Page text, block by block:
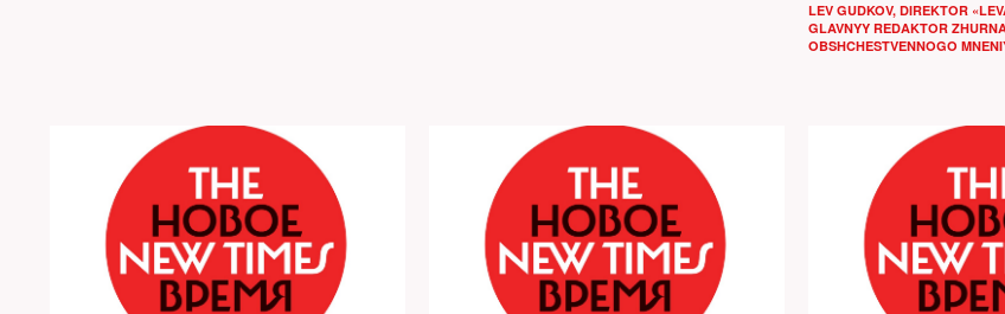
LEV GUDKOV, DIREKTOR
GLAVNYY REDAKTOR
OBSHCHESTVENNOGO